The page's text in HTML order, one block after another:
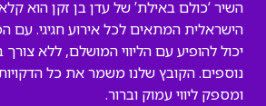
השיר ‘כולם באילת’ של עדן בן זקן הוא
הישראלית המתאים לכל אירוע חגיגי. עם
יכול להופיע עם הליווי המושלם, ללא
נוספים. הקובץ שלנו משמר את כל
ומספק ליווי עמוק וברור.